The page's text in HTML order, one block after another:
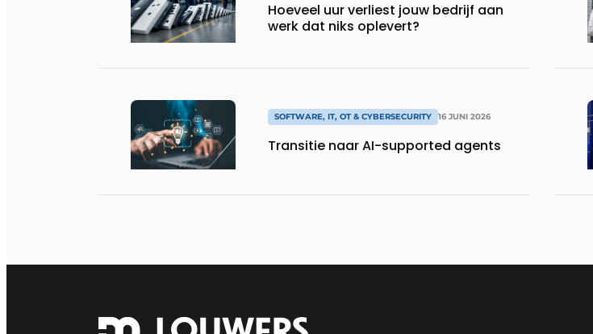
Hoeveel uur verliest jouw bedrijf aan
werk dat niks oplevert?
SOFTWARE, IT, OT & CYBERSECURITY 16 JUNI 2026
Transitie naar AI-supported agents